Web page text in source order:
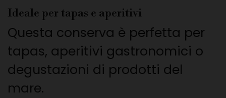
Ideale per tapas e aperitivi
Questa conserva è perfetta per
tapas, aperitivi gastronomici o
degustazioni di prodotti del
mare.